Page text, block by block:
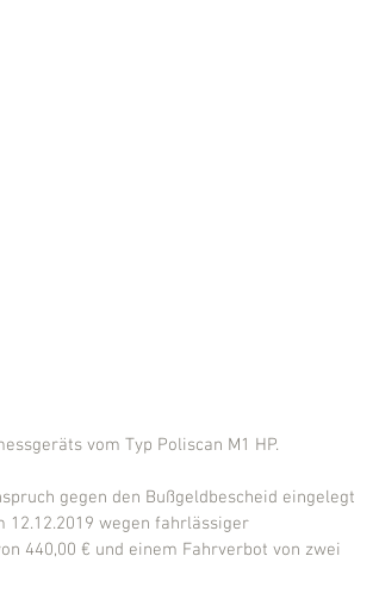
vom Typ Poliscan M1 HP.
gegen den Bußgeldbescheid eingelegt
12.12.2019 wegen fahrlässiger
440,00 € und einem Fahrverbot von zwei